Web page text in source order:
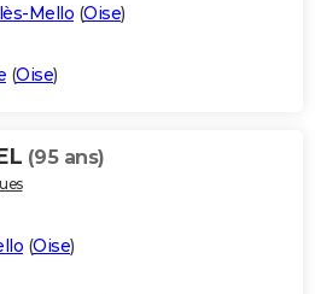
Mello (Oise)
(Oise)
(95 ans)
(Oise)